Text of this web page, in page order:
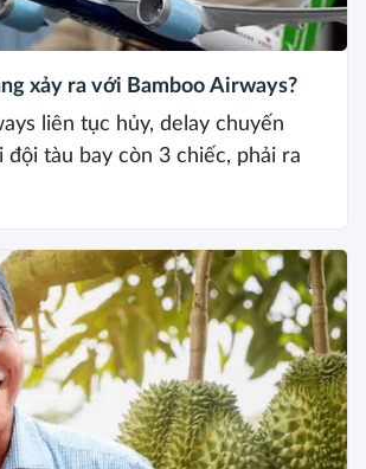
xảy ra với Bamboo Airways?
liên tục hủy, delay chuyến
đội tàu bay còn 3 chiếc, phải ra